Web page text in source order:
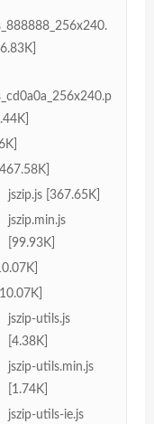
jszip.js [367.65K]
jszip.min.js
[99.93K]
jszip-utils.js
[4.38K]
jszip-utils.min.js
[1.74K]
jszip-utils-ie.js